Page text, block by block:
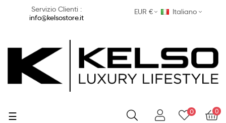
Servizio Clienti :
info@kelsostore.it
EUR € Italiano
0
0
navigazione
☰